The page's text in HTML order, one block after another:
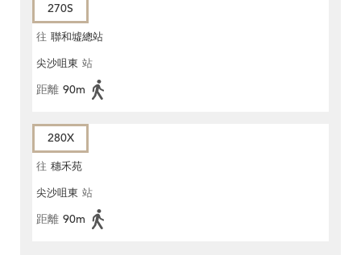
270S
往 聯和墟總站
尖沙咀東 站
距離 90m
280X
往 穗禾苑
尖沙咀東 站
距離 90m